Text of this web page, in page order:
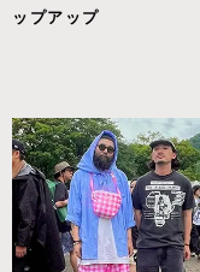
ップアップ